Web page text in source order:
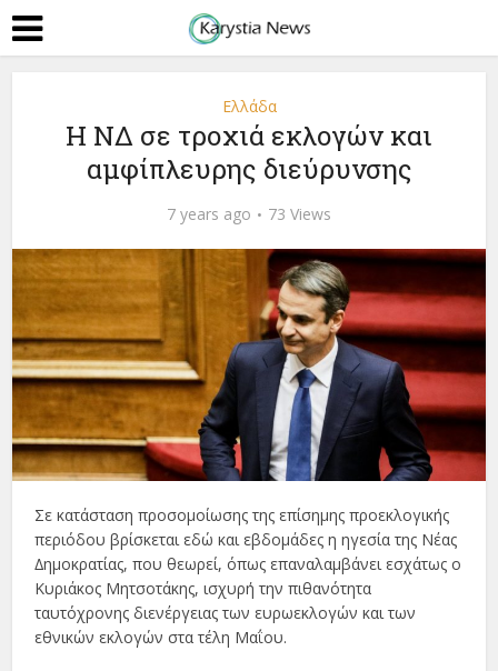
Ελλάδα
Η ΝΔ σε τροχιά εκλογών και
αµφίπλευρης διεύρυνσης
7 years ago 73 Views
Σε κατάσταση προσοµοίωσης της επίσηµης προεκλογικής
περιόδου βρίσκεται εδώ και εβδοµάδες η ηγεσία της Νέας
∆ηµοκρατίας, που θεωρεί, όπως επαναλαµβάνει εσχάτως ο
Κυριάκος Μητσοτάκης, ισχυρή την πιθανότητα
ταυτόχρονης διενέργειας των ευρωεκλογών και των
εθνικών εκλογών στα τέλη Μαΐου.